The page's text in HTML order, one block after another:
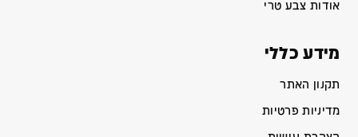
אודות צבע טרי
מידע כללי
תקנון האתר
מדיניות פרטיות